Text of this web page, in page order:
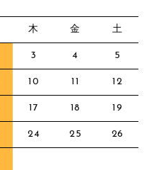
木 金 土
3 4 5
10 11 12
17 18 19
24 25 26